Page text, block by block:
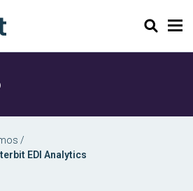
Pesquisar
/
EDI Analytics